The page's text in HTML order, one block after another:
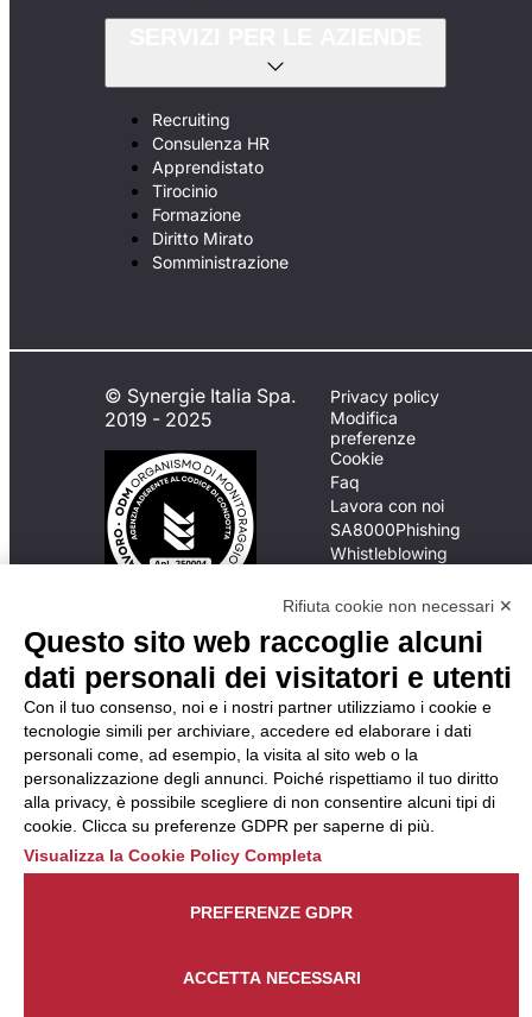
Recruiting
Consulenza HR
Apprendistato
Tirocinio
Formazione
Diritto Mirato
Somministrazione
© Synergie Italia Spa.
2019 - 2025
In caso di
inadempimento da parte
della ApL delle
disposizioni
del Codice di Condotta, è
possibile presentare un
reclamo
all’Organismo di
Monitoraggio utilizzando
una delle modalità
descritte al seguente
https://odm-
Privacy policy
Modifica
preferenze
Cookie
Faq
Lavora con noi
SA8000Phishing
Whistleblowing
Rifiuta cookie non necessari ✕
Questo sito web raccoglie alcuni
dati personali dei visitatori e utenti
Con il tuo consenso, noi e i nostri partner utilizziamo i cookie e
tecnologie simili per archiviare, accedere ed elaborare i dati
personali come, ad esempio, la visita al sito web o la
personalizzazione degli annunci. Poiché rispettiamo il tuo diritto
alla privacy, è possibile scegliere di non consentire alcuni tipi di
cookie. Clicca su preferenze GDPR per saperne di più.
Visualizza la Cookie Policy Completa
ACCETTA NECESSARI
PREFERENZE GDPR